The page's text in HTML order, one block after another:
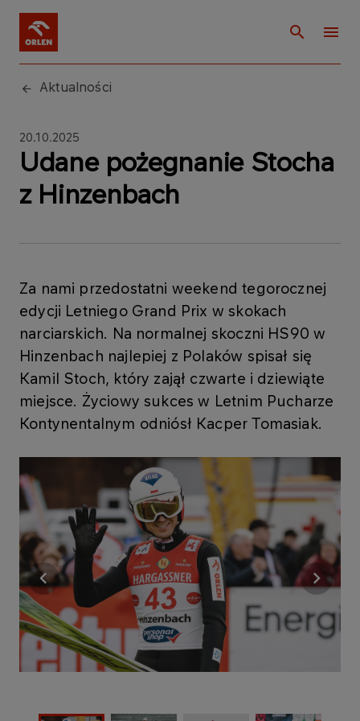
Aktualności
20.10.2025
Udane pożegnanie Stocha
z Hinzenbach
Za nami przedostatni weekend tegorocznej
edycji Letniego Grand Prix w skokach
narciarskich. Na normalnej skoczni HS90 w
Hinzenbach najlepiej z Polaków spisał się
Kamil Stoch, który zajął czwarte i dziewiąte
miejsce. Życiowy sukces w Letnim Pucharze
Kontynentalnym odniósł Kacper Tomasiak.